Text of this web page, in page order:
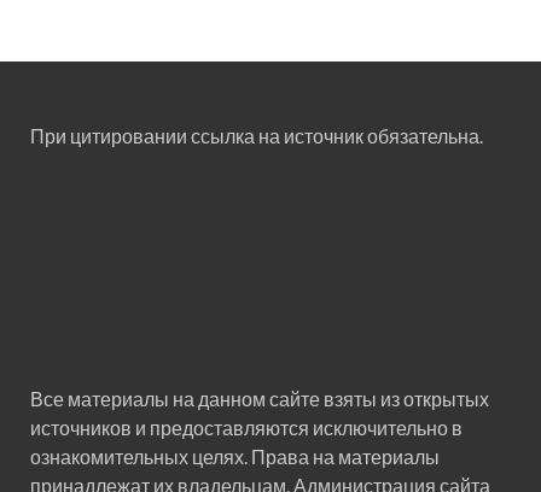
При цитировании ссылка на источник обязательна.
Все материалы на данном сайте взяты из открытых
источников и предоставляются исключительно в
ознакомительных целях. Права на материалы
принадлежат их владельцам. Администрация сайта